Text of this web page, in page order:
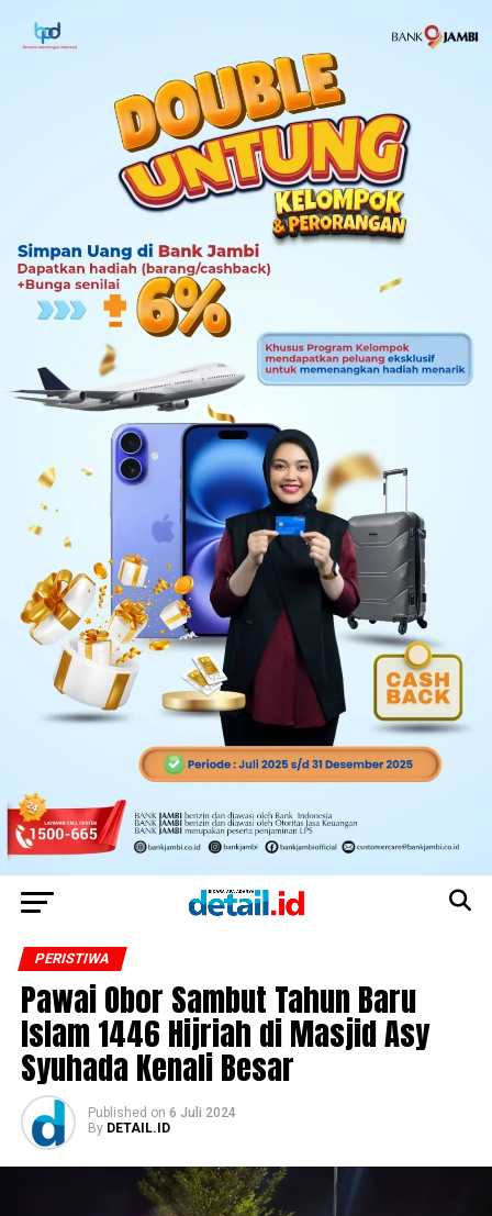
PERISTIWA
Pawai Obor Sambut Tahun Baru
Islam 1446 Hijriah di Masjid Asy
Syuhada Kenali Besar
Published on 6 Juli 2024
By DETAIL.ID